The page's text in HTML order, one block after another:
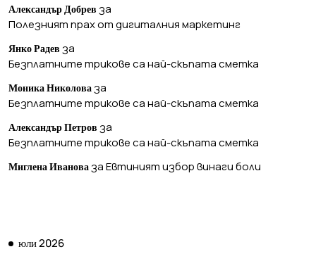
Александър Добрев за
Полезният прах от дигиталния маркетинг
Янко Радев за
Безплатните трикове са най-скъпата сметка
Моника Николова за
Безплатните трикове са най-скъпата сметка
Александър Петров за
Безплатните трикове са най-скъпата сметка
Миглена Иванова заЕвтиният избор винаги боли
юли 2026